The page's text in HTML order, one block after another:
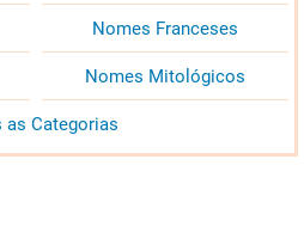
Nomes Franceses
Nomes Mitológicos
as Categorias